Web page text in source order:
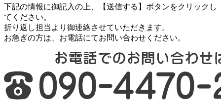
下記の情報に御記入の上、【送信する】ボタンをクリックし
てください。
折り返し担当より御連絡させていただきます。
お急ぎの方は、お電話にてお問い合わせください。